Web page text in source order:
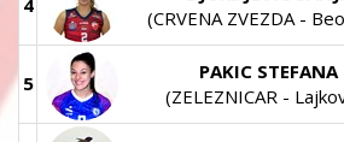
4
(CRVENA ZVEZDA -
5
PAKIC STEFANA
(ZELEZNICAR -